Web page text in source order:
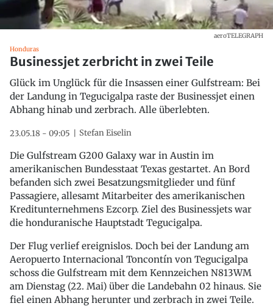
aeroTELEGRAPH
Honduras
Businessjet zerbricht in zwei Teile
Glück im Unglück für die Insassen einer Gulfstream: Bei
der Landung in Tegucigalpa raste der Businessjet einen
Abhang hinab und zerbrach. Alle überlebten.
23.05.18 - 09:05 Stefan Eiselin
Die Gulfstream G200 Galaxy war in Austin im
amerikanischen Bundesstaat Texas gestartet. An Bord
befanden sich zwei Besatzungsmitglieder und fünf
Passagiere, allesamt Mitarbeiter des amerikanischen
Kreditunternehmens Ezcorp. Ziel des Businessjets war
die honduranische Hauptstadt Tegucigalpa.
Der Flug verlief ereignislos. Doch bei der Landung am
Aeropuerto Internacional Toncontín von Tegucigalpa
schoss die Gulfstream mit dem Kennzeichen N813WM
am Dienstag (22. Mai) über die Landebahn 02 hinaus. Sie
fiel einen Abhang herunter und zerbrach in zwei Teile.